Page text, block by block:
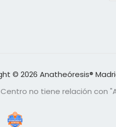
© 2026 Anatheóresis®
no tiene relación con